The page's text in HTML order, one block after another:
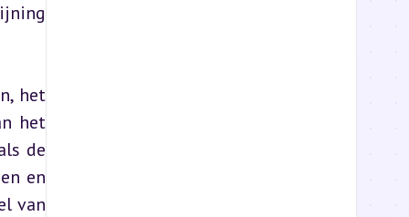
het
het
de
en
van